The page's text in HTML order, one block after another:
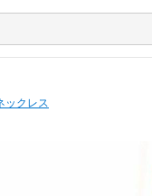
ックレス